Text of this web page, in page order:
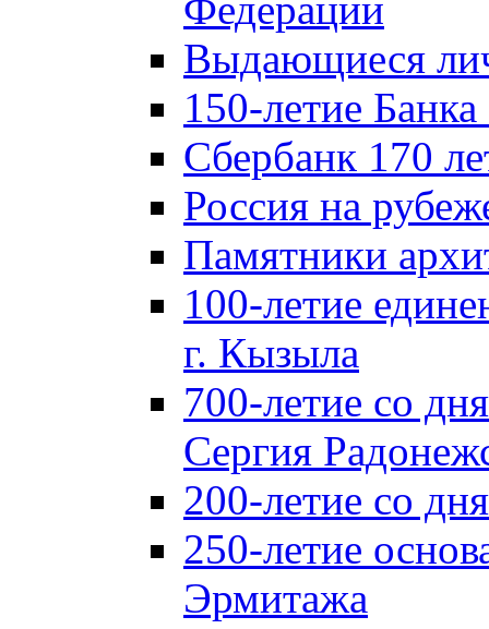
Выдающиеся
150-летие
Сбербанк 170
Россия на
Памятники
100-летие
г. Кызыла
700-летие со
Сергия
200-летие со
250-летие
Эрмитажа